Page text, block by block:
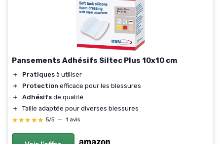
Pansements Adhésifs Siltec Plus 10x10 cm
＋ Pratiques à utiliser
＋
Protection efficace pour les blessures
＋
Adhésifs de qualité
＋
Taille adaptée pour diverses blessures
★★★★★
★★★★★ 5/5 — 1 avis